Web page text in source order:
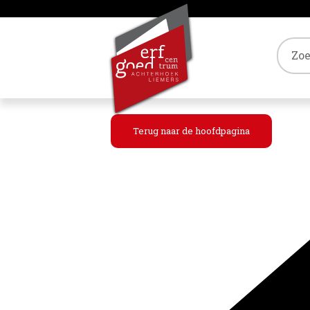
Terug naar de hoofdpagina